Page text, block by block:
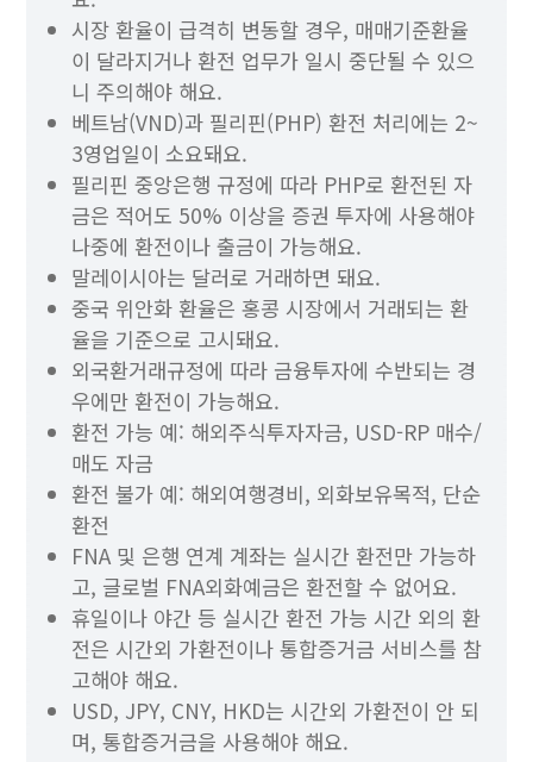
시장 환율이 급격히 변동할 경우, 매매기준환율
이 달라지거나 환전 업무가 일시 중단될 수 있으
니 주의해야 해요.
베트남(VND)과 필리핀(PHP) 환전 처리에는 2~
3영업일이 소요돼요.
필리핀 중앙은행 규정에 따라 PHP로 환전된 자
금은 적어도 50% 이상을 증권 투자에 사용해야
나중에 환전이나 출금이 가능해요.
말레이시아는 달러로 거래하면 돼요.
중국 위안화 환율은 홍콩 시장에서 거래되는 환
율을 기준으로 고시돼요.
외국환거래규정에 따라 금융투자에 수반되는 경
우에만 환전이 가능해요.
환전 가능 예: 해외주식투자자금, USD-RP 매수/
매도 자금
환전 불가 예: 해외여행경비, 외화보유목적, 단순
환전
FNA 및 은행 연계 계좌는 실시간 환전만 가능하
고, 글로벌 FNA외화예금은 환전할 수 없어요.
휴일이나 야간 등 실시간 환전 가능 시간 외의 환
전은 시간외 가환전이나 통합증거금 서비스를 참
고해야 해요.
USD, JPY, CNY, HKD는 시간외 가환전이 안 되
며, 통합증거금을 사용해야 해요.